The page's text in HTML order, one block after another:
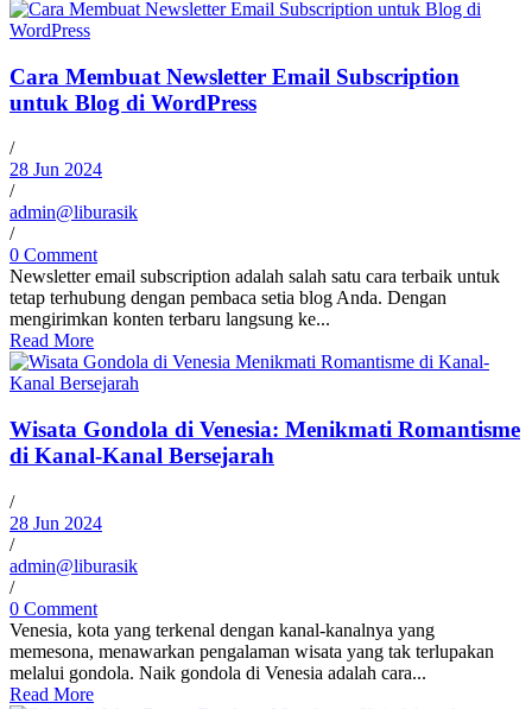
Cara Membuat Newsletter Email Subscription
untuk Blog di WordPress
/
28 Jun 2024
/
admin@liburasik
/
0 Comment
Newsletter email subscription adalah salah satu cara terbaik untuk
tetap terhubung dengan pembaca setia blog Anda. Dengan
mengirimkan konten terbaru langsung ke...
Read More
Wisata Gondola di Venesia: Menikmati Romantisme
di Kanal-Kanal Bersejarah
/
28 Jun 2024
/
admin@liburasik
/
0 Comment
Venesia, kota yang terkenal dengan kanal-kanalnya yang
memesona, menawarkan pengalaman wisata yang tak terlupakan
melalui gondola. Naik gondola di Venesia adalah cara...
Read More